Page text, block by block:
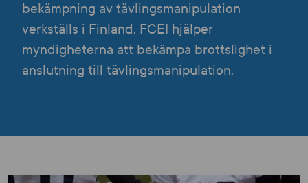
bekämpning av tävlingsmanipulation
verkställs i Finland. FCEI hjälper
myndigheterna att bekämpa brottslighet i
anslutning till tävlingsmanipulation.